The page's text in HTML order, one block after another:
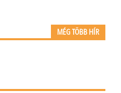
MÉG TÖBB HÍR